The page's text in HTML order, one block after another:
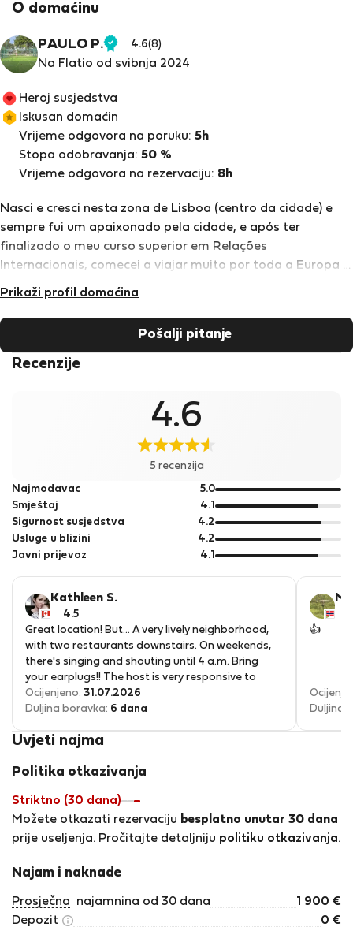
O domaćinu
PAULO P.
Provjereni
najmodavac
4.6(8)
Na Flatio od svibnja 2024
Nasci e cresci nesta zona de Lisboa (centro da cidade) e
sempre fui um apaixonado pela cidade, e após ter
finalizado o meu curso superior em Relações
Internacionais, comecei a viajar muito por toda a Europa e
Mundo, e quando regressava a paixão era constante,
únicas! Sendo um cidadão do mundo e adorando tudo e
todos, Lisboa é especial no meio de todas as maravilhas
existentes neste Planeta! Bem vindos a Lisboa e conheçam
Prikaži profil domaćina
Heroj susjedstva
Iskusan domaćin
Vrijeme odgovora na poruku: 5h
Stopa odobravanja: 50 %
Vrijeme odgovora na rezervaciju: 8h
Pošalji pitanje
Recenzije
4.6
5 recenzija
Najmodavac 5.0od
5
Smještaj 4.1 od
5
Sigurnost susjedstva 4.2od
5
Usluge u blizini 4.2od
5
Javni prijevoz 4.1 od
Kathleen S.
4.5
Great location! But... A very lively neighborhood,
with two restaurants downstairs. On weekends,
there's singing and shouting until 4 a.m. Bring
your earplugs!! The host is very responsive to
messages.
Ocijenjeno: 31.07.2026
Duljina boravka: 6 dana
👍
Duljina
Uvjeti najma
Politika otkazivanja
Striktno (30 dana)
Možete otkazati rezervaciju besplatno unutar 30 dana
prije useljenja. Pročitajte detaljniju politiku otkazivanja.
Najam i naknade
Prosječna najamnina od 30 dana 1 900 €
Depozit
0 €